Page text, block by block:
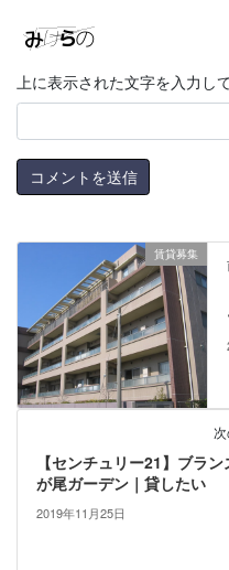
上に表示された文字を入力し
賃貸募集
【センチュリー21】ブラン
が尾ガーデン｜貸したい
2019年11月25日